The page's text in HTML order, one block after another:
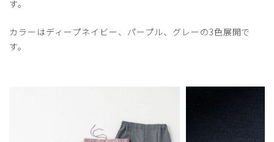
す。
カラーはディープネイビー、パープル、グレーの3色展開で
す。